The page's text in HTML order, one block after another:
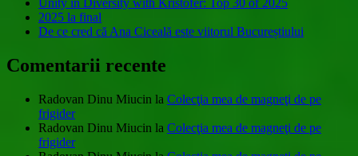
2025 la final
De ce cred că Ana Ciceală este viitorul Bucureștiului
Comentarii recente
Radovan Dinu Miucin la Colecţia mea de magneţi de pe
frigider
Radovan Dinu Miucin la Colecţia mea de magneţi de pe
frigider